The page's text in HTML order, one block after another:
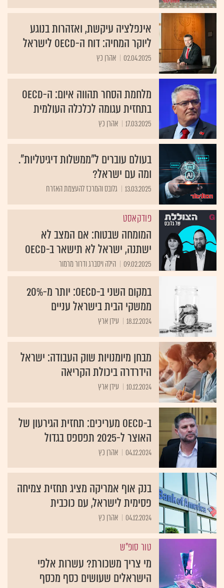
אינפלציה עיקשת, ואזהרות בנוגע
ליוקר המחיה: דוח ה-OECD לישראל
02.04.2025 אהרן כץ
מלחמת הסחר תהווה איום: ה-OECD
בתחזית עגומה לכלכלה העולמית
17.03.2025 אהרן כץ
בעולם עוברים ל"ממשלות דיגיטליות".
ומה עם ישראל?
13.03.2025 גלובס והמרכז להעצמת האזרח
פודקאסט
המומחה שבטוח: אם המצב לא
ישתנה, ישראל לא תישאר ב-OECD
09.02.2025 הילה ויסברג ודרור מרמור
במקום השני ב-OECD: יותר מ-20%
ממשקי הבית בישראל עניים
18.12.2024 עידן ארץ
מבחן מיומנויות שוק העבודה: ישראל
הידרדרה ביכולת הקריאה
10.12.2024 עידן ארץ
ב-OECD מעריכים: תחזית הגירעון של
האוצר ל-2025 תפספס בגדול
04.12.2024 אהרן כץ
בנק אוף אמריקה מציג תחזית צמיחה
פסימית לישראל, עם כוכבית
04.12.2024 אהרן כץ
טור סופ"ש
מי צריך משכורת? עשרות אלפי
הישראלים שעושים כסף מכסף